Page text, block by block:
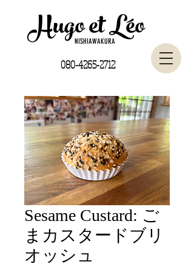
Hugo et Léo
NISHIAWAKURA
080-4265-2712
Sesame Custard: ご
まカスタードブリ
オッシュ